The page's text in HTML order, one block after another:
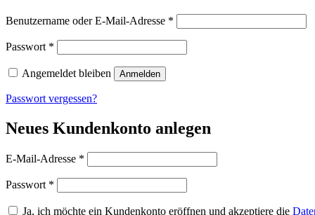
Benutzername oder E-Mail-Adresse *
Passwort *
Angemeldet bleiben Anmelden
Passwort vergessen?
Neues Kundenkonto anlegen
E-Mail-Adresse *
Passwort *
Ja, ich möchte ein Kundenkonto eröffnen und akzeptiere die